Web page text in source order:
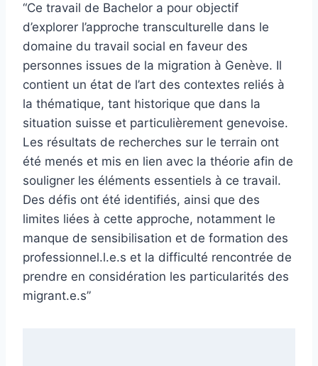
“Ce travail de Bachelor a pour objectif
d’explorer l’approche transculturelle dans le
domaine du travail social en faveur des
personnes issues de la migration à Genève. Il
contient un état de l’art des contextes reliés à
la thématique, tant historique que dans la
situation suisse et particulièrement genevoise.
Les résultats de recherches sur le terrain ont
été menés et mis en lien avec la théorie afin de
souligner les éléments essentiels à ce travail.
Des défis ont été identifiés, ainsi que des
limites liées à cette approche, notamment le
manque de sensibilisation et de formation des
professionnel.l.e.s et la difficulté rencontrée de
prendre en considération les particularités des
migrant.e.s”